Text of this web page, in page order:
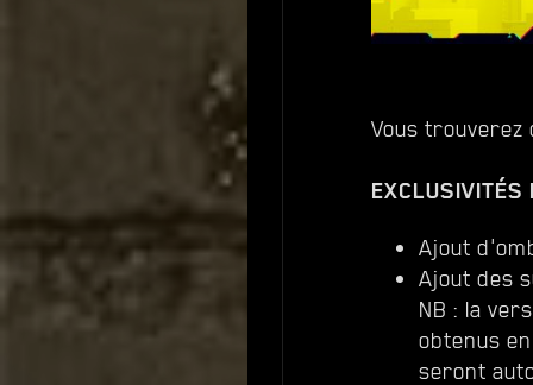
Vous
EXCLUSIVITÉS
Ajout
Ajout des
NB : la
obtenus
seront